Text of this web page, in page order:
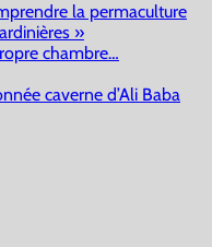
la permaculture
»
chambre…
caverne d’Ali Baba